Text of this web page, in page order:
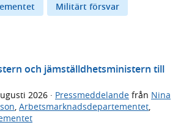
Militärt försvar
och jämställdhetsministern till
2026 · Pressmeddelande från Nina
, Arbetsmarknadsdepartementet,